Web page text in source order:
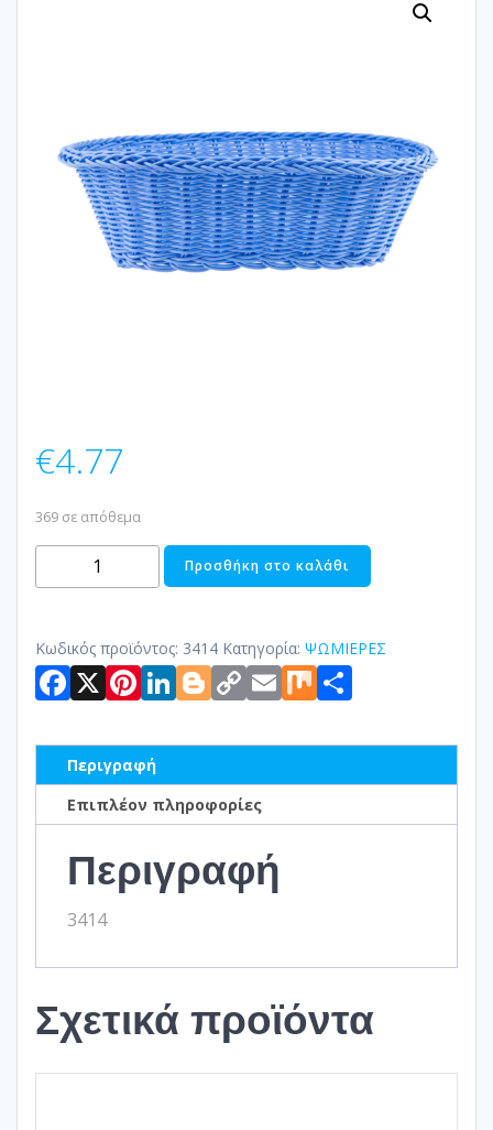
€4.77
369 σε απόθεμα
ΨΩΜΙΕΡΑ
POLYRATΤAN
Προσθήκη στο καλάθι
Κωδικός προϊόντος: 3414 Κατηγορία: ΨΩΜΙΕΡΕΣ
Facebook
X Pinterest
LinkedIn
Blogger
Copy
Link
Email
Mix
Περιγραφή
Επιπλέον πληροφορίες
Περιγραφή
3414
Σχετικά προϊόντα